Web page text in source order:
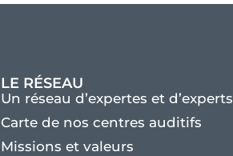
LE RÉSEAU
Un réseau d’expertes et d’experts
Carte de nos centres auditifs
Missions et valeurs